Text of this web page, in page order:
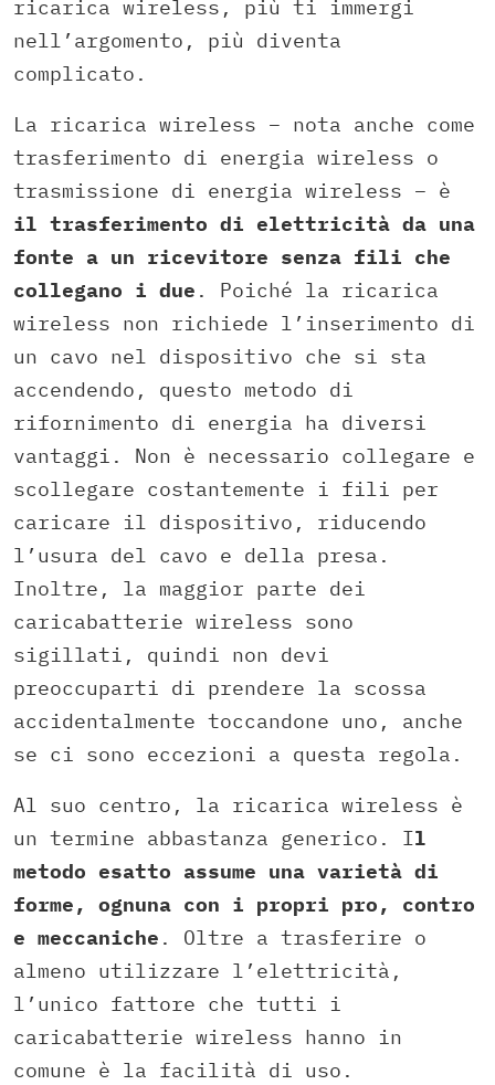
ricarica wireless, più ti immergi
nell’argomento, più diventa
complicato.
La ricarica wireless – nota anche come
trasferimento di energia wireless o
trasmissione di energia wireless – è
il trasferimento di elettricità da una
fonte a un ricevitore senza fili che
collegano i due . Poiché la ricarica
wireless non richiede l’inserimento di
un cavo nel dispositivo che si sta
accendendo, questo metodo di
rifornimento di energia ha diversi
vantaggi. Non è necessario collegare e
scollegare costantemente i fili per
caricare il dispositivo, riducendo
l’usura del cavo e della presa.
Inoltre, la maggior parte dei
caricabatterie wireless sono
sigillati, quindi non devi
preoccuparti di prendere la scossa
accidentalmente toccandone uno, anche
se ci sono eccezioni a questa regola.
Al suo centro, la ricarica wireless è
un termine abbastanza generico. Il
metodo esatto assume una varietà di
forme, ognuna con i propri pro, contro
e meccaniche . Oltre a trasferire o
almeno utilizzare l’elettricità,
l’unico fattore che tutti i
caricabatterie wireless hanno in
comune è la facilità di uso.